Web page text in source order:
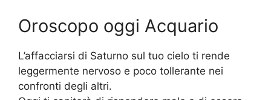
Oroscopo oggi Acquario
L’affacciarsi di Saturno sul tuo cielo ti rende
leggermente nervoso e poco tollerante nei
confronti degli altri.